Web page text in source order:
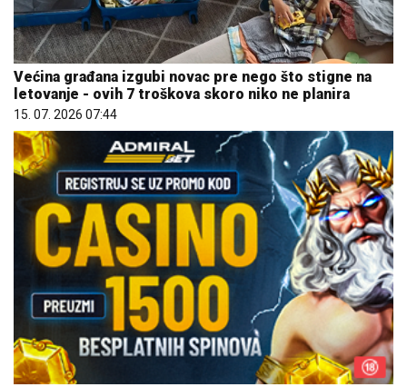
Većina građana izgubi novac pre nego što stigne na
letovanje - ovih 7 troškova skoro niko ne planira
15. 07. 2026 07:44